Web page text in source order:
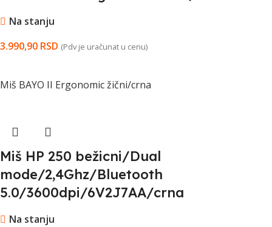
Na stanju
3.990,90 RSD (Pdv je uračunat u cenu)
Miš BAYO II Ergonomic žični/crna
Miš HP 250 bežicni/Dual
mode/2,4Ghz/Bluetooth
5.0/3600dpi/6V2J7AA/crna
Na stanju